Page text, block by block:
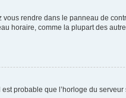
rendre dans le panneau de
horaire, comme la plupart des
probable que l’horloge du